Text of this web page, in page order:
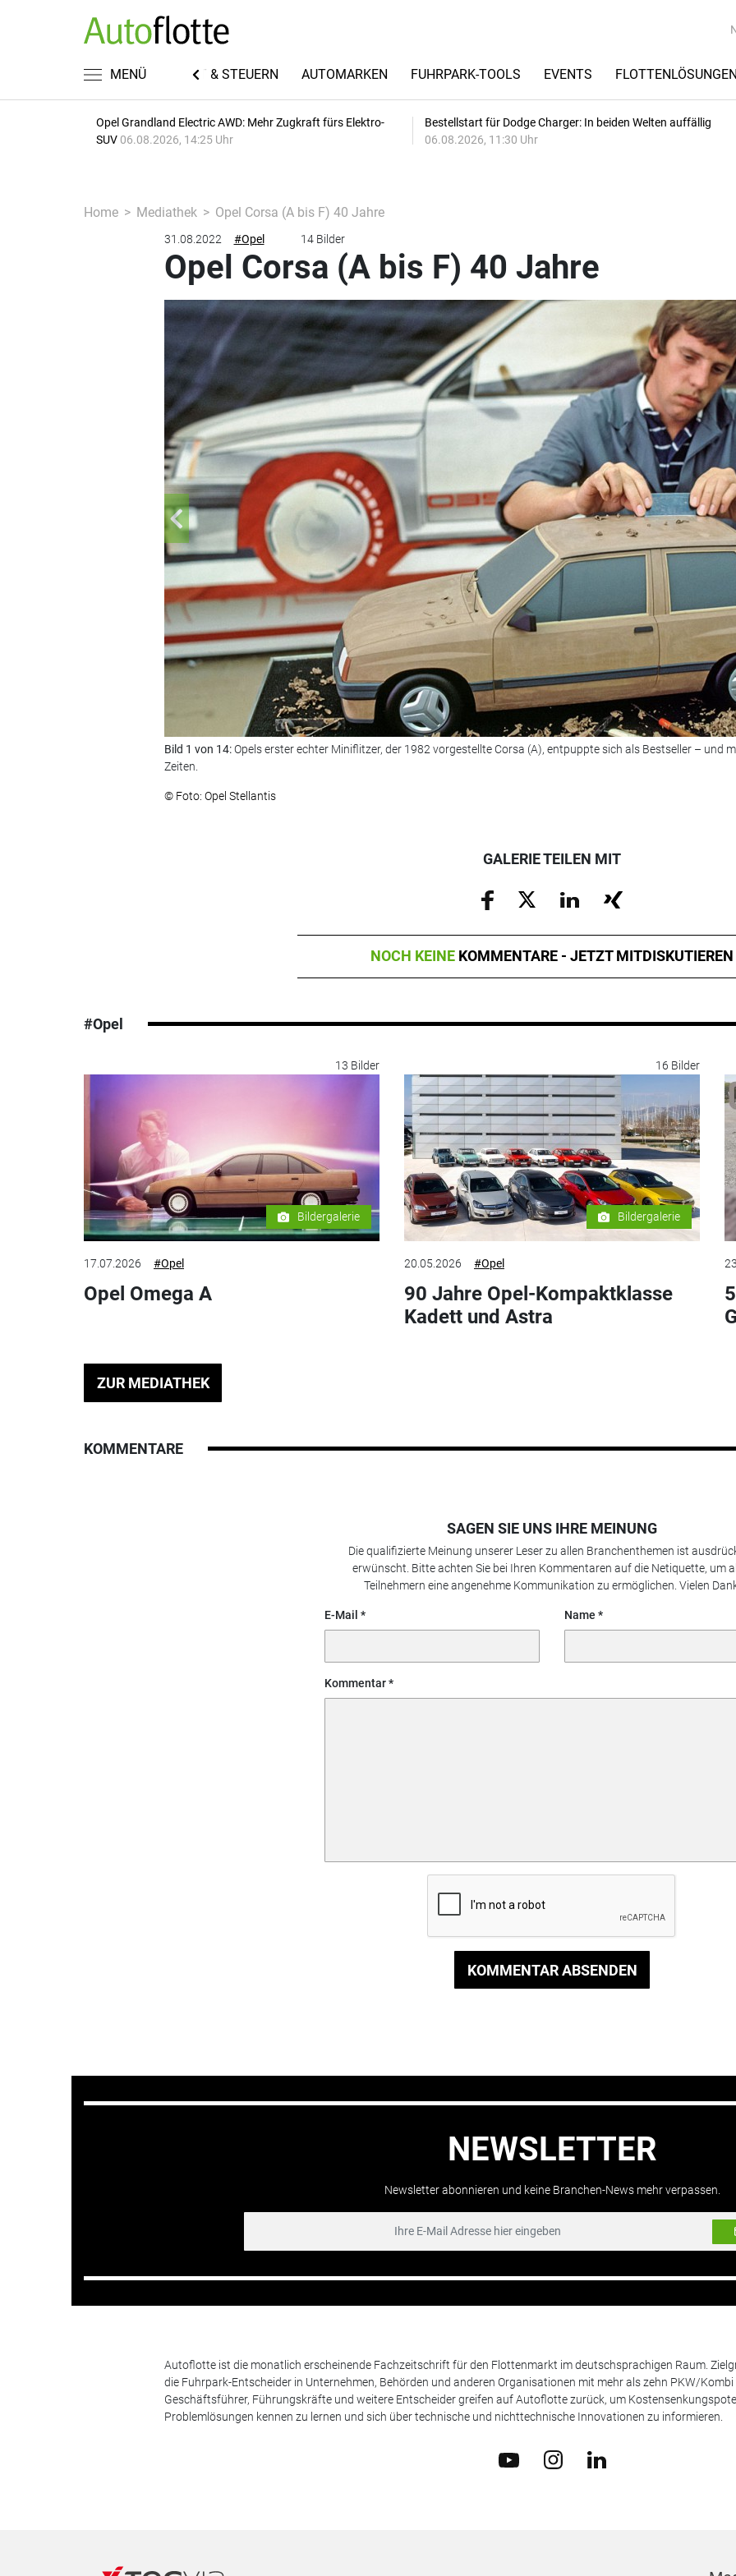
MENÜ
FUHRPARKWISSEN RECHT & STEUERN AUTOMARKEN FUHRPARK-TOOLS EVENTS FLOTTENLÖSUNGEN
Opel Grandland Electric AWD: Mehr Zugkraft fürs Elektro-
SUV 06.08.2026, 14:25 Uhr
Bestellstart für Dodge Charger: In beiden Welten auffällig
06.08.2026, 11:30 Uhr
Home Mediathek Opel Corsa (A bis F) 40 Jahre
31.08.2022 #Opel 14 Bilder
Opel Corsa (A bis F) 40 Jahre
Bild 1 von 14:Opels erster echter Miniflitzer, der 1982 vorgestellte Corsa (A), entpuppte sich als Bestseller – und
Zeiten.
© Foto: Opel Stellantis
GALERIE TEILEN MIT
NOCH KEINE KOMMENTARE - JETZT MITDISKUTIEREN
#Opel
13 Bilder
Bildergalerie
17.07.2026 #Opel
Opel Omega A
16 Bilder
Bildergalerie
20.05.2026 #Opel
90 Jahre Opel-Kompaktklasse
Kadett und Astra
ZUR MEDIATHEK
KOMMENTARE
SAGEN SIE UNS IHRE MEINUNG
Die qualifizierte Meinung unserer Leser zu allen Branchenthemen ist
erwünscht. Bitte achten Sie bei Ihren Kommentaren auf die Netiquette, um
Teilnehmern eine angenehme Kommunikation zu ermöglichen. Vielen
E-Mail Name
Kommentar
KOMMENTAR ABSENDEN
NEWSLETTER
Newsletter abonnieren und keine Branchen-News mehr verpassen.
Autoflotte ist die monatlich erscheinende Fachzeitschrift für den Flottenmarkt im deutschsprachigen Raum.
die Fuhrpark-Entscheider in Unternehmen, Behörden und anderen Organisationen mit mehr als zehn PKW/
Geschäftsführer, Führungskräfte und weitere Entscheider greifen auf Autoflotte zurück, um
Problemlösungen kennen zu lernen und sich über technische und nichttechnische Innovationen zu informieren.